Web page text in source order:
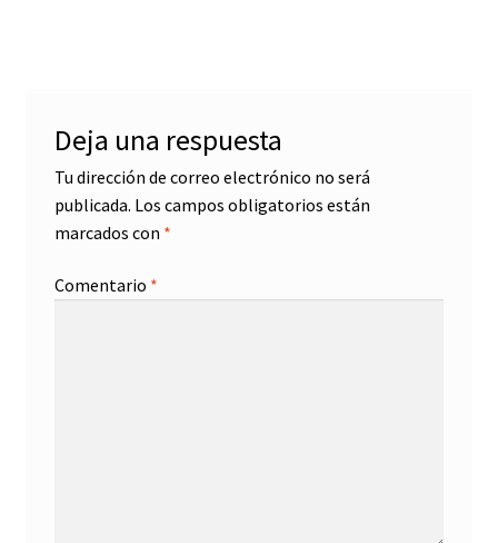
Deja una respuesta
Tu dirección de correo electrónico no será
publicada. Los campos obligatorios están
marcados con *
Comentario *